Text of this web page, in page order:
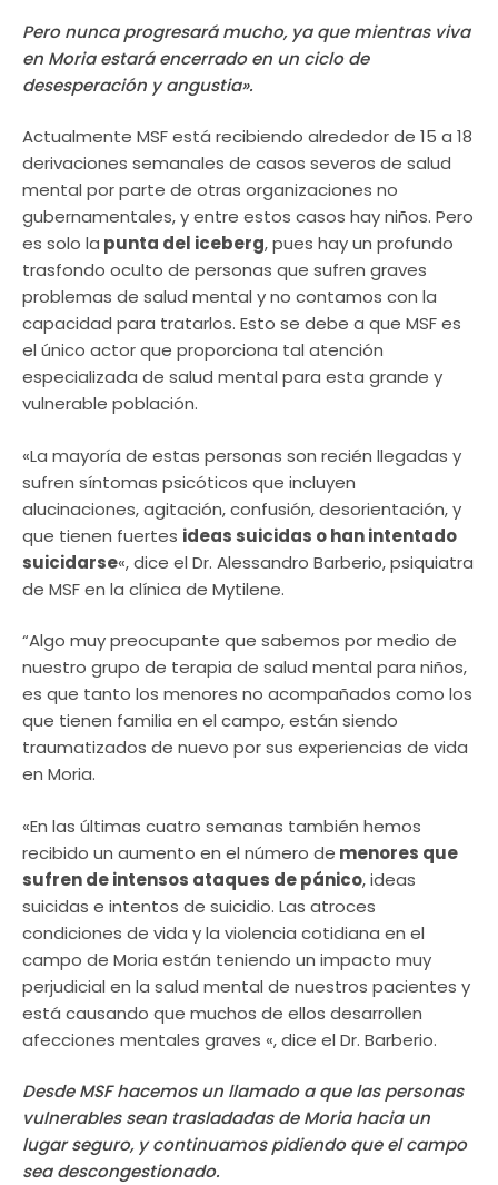
Pero nunca progresará mucho, ya que mientras viva
en Moria estará encerrado en un ciclo de
desesperación y angustia».
Actualmente MSF está recibiendo alrededor de 15 a 18
derivaciones semanales de casos severos de salud
mental por parte de otras organizaciones no
gubernamentales, y entre estos casos hay niños. Pero
es solo la punta del iceberg, pues hay un profundo
trasfondo oculto de personas que sufren graves
problemas de salud mental y no contamos con la
capacidad para tratarlos. Esto se debe a que MSF es
el único actor que proporciona tal atención
especializada de salud mental para esta grande y
vulnerable población.
«La mayoría de estas personas son recién llegadas y
sufren síntomas psicóticos que incluyen
alucinaciones, agitación, confusión, desorientación, y
que tienen fuertes ideas suicidas o han intentado
suicidarse«, dice el Dr. Alessandro Barberio, psiquiatra
de MSF en la clínica de Mytilene.
“Algo muy preocupante que sabemos por medio de
nuestro grupo de terapia de salud mental para niños,
es que tanto los menores no acompañados como los
que tienen familia en el campo, están siendo
traumatizados de nuevo por sus experiencias de vida
en Moria.
«En las últimas cuatro semanas también hemos
recibido un aumento en el número de menores que
sufren de intensos ataques de pánico, ideas
suicidas e intentos de suicidio. Las atroces
condiciones de vida y la violencia cotidiana en el
campo de Moria están teniendo un impacto muy
perjudicial en la salud mental de nuestros pacientes y
está causando que muchos de ellos desarrollen
afecciones mentales graves «, dice el Dr. Barberio.
Desde MSF hacemos un llamado a que las personas
vulnerables sean trasladadas de Moria hacia un
lugar seguro, y continuamos pidiendo que el campo
sea descongestionado.